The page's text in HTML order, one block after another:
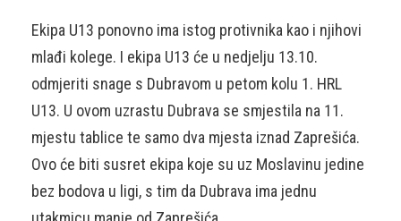
Ekipa U13 ponovno ima istog protivnika kao i njihovi
mlađi kolege. I ekipa U13 će u nedjelju 13.10.
odmjeriti snage s Dubravom u petom kolu 1. HRL
U13. U ovom uzrastu Dubrava se smjestila na 11.
mjestu tablice te samo dva mjesta iznad Zaprešića.
Ovo će biti susret ekipa koje su uz Moslavinu jedine
bez bodova u ligi, s tim da Dubrava ima jednu